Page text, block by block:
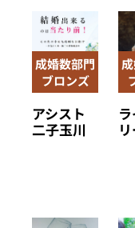
成婚数部門
ブロンズ
アシスト
二子玉川